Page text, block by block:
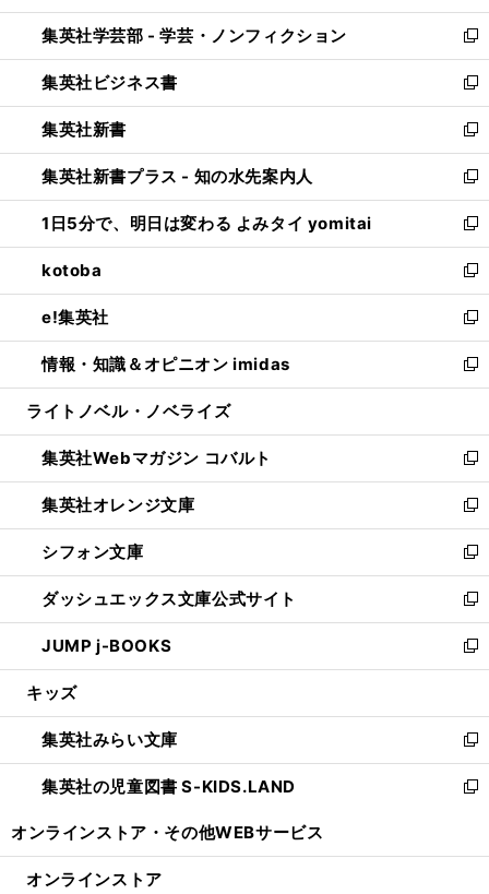
開
く
ウ
で
開
く
ン
ド
ウ
で
開
く
ウ
ィ
ン
ド
ウ
で
開
く
集英社学芸部 - 学芸・ノンフィクション
新
し
い
ウ
ィ
ン
ド
ウ
で
開
く
集英社ビジネス書
新
し
い
ウ
ィ
ン
ド
ウ
で
開
く
集英社新書
新
し
い
ウ
ィ
ン
ド
ウ
で
開
く
集英社新書プラス - 知の水先案内人
新
し
い
ウ
ィ
ン
ド
ウ
で
開
1日5分で、明日は変わる よみタイ yomitai
新
し
い
ウ
ィ
ン
ド
ウ
開
く
kotoba
新
し
い
ウ
ィ
ン
ウ
で
開
く
e!集英社
新
し
い
ウ
ン
ド
ウ
で
開
く
情報・知識＆オピニオン imidas
新
し
ウ
ィ
ン
ド
ウ
で
開
く
ライトノベル・ノベライズ
集英社Webマガジン コバルト
新
し
い
ウ
ィ
ン
ド
ウ
で
開
集英社オレンジ文庫
新
し
い
ウ
ィ
ン
ド
ウ
開
く
シフォン文庫
新
し
い
ウ
ィ
ン
ウ
で
開
く
ダッシュエックス文庫公式サイト
新
し
い
ウ
ン
ド
ウ
で
JUMP j-BOOKS
新
し
ウ
ィ
ン
ド
開
キッズ
集英社みらい文庫
新
し
い
ン
集英社の児童図書 S-KIDS.LAND
新
ウ
オンラインストア・ その他WEBサービス
オンラインストア